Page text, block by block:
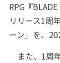
RPG『
リリース1周
ーン」を、
また、1周